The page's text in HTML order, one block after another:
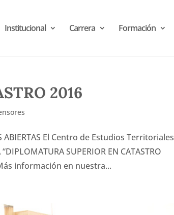
Institucional Carrera Formación
2016
ABIERTAS El Centro de Estudios Territoriales
SUPERIOR EN CATASTRO
información en nuestra...